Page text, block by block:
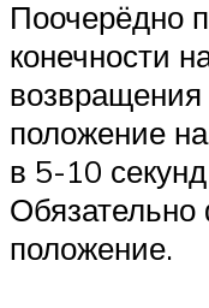
Поочерёдно
конечности
положение
в 5-10
Обязательно
положение.